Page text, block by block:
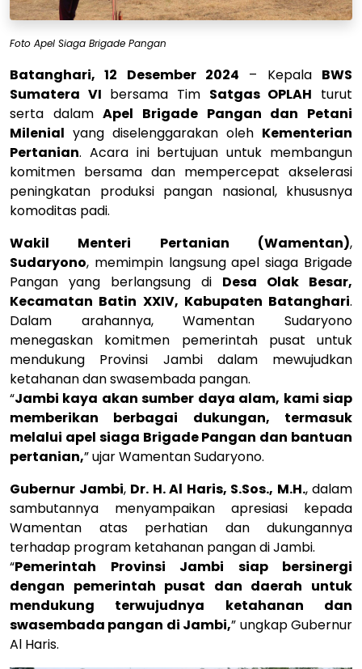
Foto Apel Siaga Brigade Pangan
Batanghari, 12 Desember 2024 – Kepala BWS
Sumatera VI bersama Tim Satgas OPLAH turut
serta dalamApel Brigade Pangan dan Petani
Milenial yang diselenggarakan oleh Kementerian
Pertanian. Acara ini bertujuan untuk membangun
komitmen bersama dan mempercepat akselerasi
peningkatan produksi pangan nasional, khususnya
komoditas padi.
Wakil Menteri Pertanian (Wamentan),
Sudaryono, memimpin langsung apel siaga Brigade
Pangan yang berlangsung di Desa Olak Besar,
Kecamatan Batin XXIV, Kabupaten Batanghari.
Dalam arahannya, Wamentan Sudaryono
menegaskan komitmen pemerintah pusat untuk
mendukung Provinsi Jambi dalam mewujudkan
ketahanan dan swasembada pangan.
“Jambi kaya akan sumber daya alam, kami siap
memberikan berbagai dukungan, termasuk
melalui apel siaga Brigade Pangan dan bantuan
pertanian,” ujar Wamentan Sudaryono.
Gubernur Jambi, Dr. H. Al Haris, S.Sos., M.H., dalam
sambutannya menyampaikan apresiasi kepada
Wamentan atas perhatian dan dukungannya
terhadap program ketahanan pangan di Jambi.
“Pemerintah Provinsi Jambi siap bersinergi
dengan pemerintah pusat dan daerah untuk
mendukung terwujudnya ketahanan dan
swasembada pangan di Jambi,” ungkap Gubernur
Al Haris.